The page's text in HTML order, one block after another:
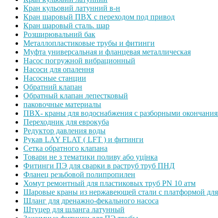
Кран кульовий латунний в-н
Кран шаровый ПВХ с переходом под привод
Кран шаровый сталь. шар
Розширювальний бак
Металлопластиковые трубы и фитинги
Муфта универсальная и фланцевая металлическая
Насос погружной вибрационный
Насоси для опалення
Насосные станции
Обратний клапан
Обратный клапан лепестковый
паковочные материалы
ПВХ- краны для водоснабжения с разборными
Переходник для еврокуба
Редуктор давления воды
Рукав LAY FLAT ( LFT ) и фитинги
Сетка обратного клапана
Товари не з тематики поливу або уцінка
Фитинги ПЭ для сварки в раструб труб ПНД
Фланец резьбовой полипропилен
Хомут ремонтный для пластиковых труб PN 10 атм
Шаровые краны из нержавеющей стали с платформой
Шланг для дренажно-фекального насоса
Штуцер для шланга латунный